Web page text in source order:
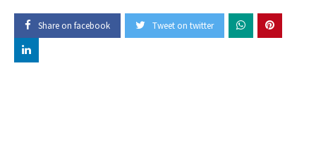
Share on facebook Tweet on twitter